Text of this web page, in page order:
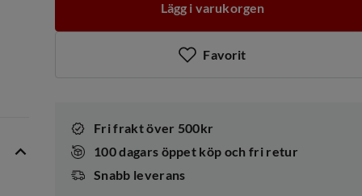
Lägg i varukorgen
Favorit
Fri frakt över 500kr
100 dagars öppet köp och fri retur
Snabb leverans